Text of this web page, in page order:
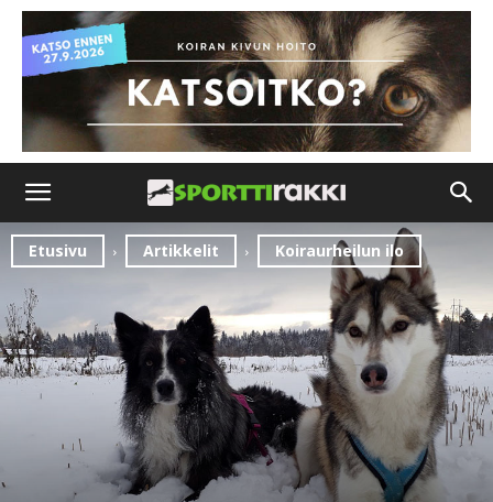
Etusivu Artikkelit Koiraurheilun ilo